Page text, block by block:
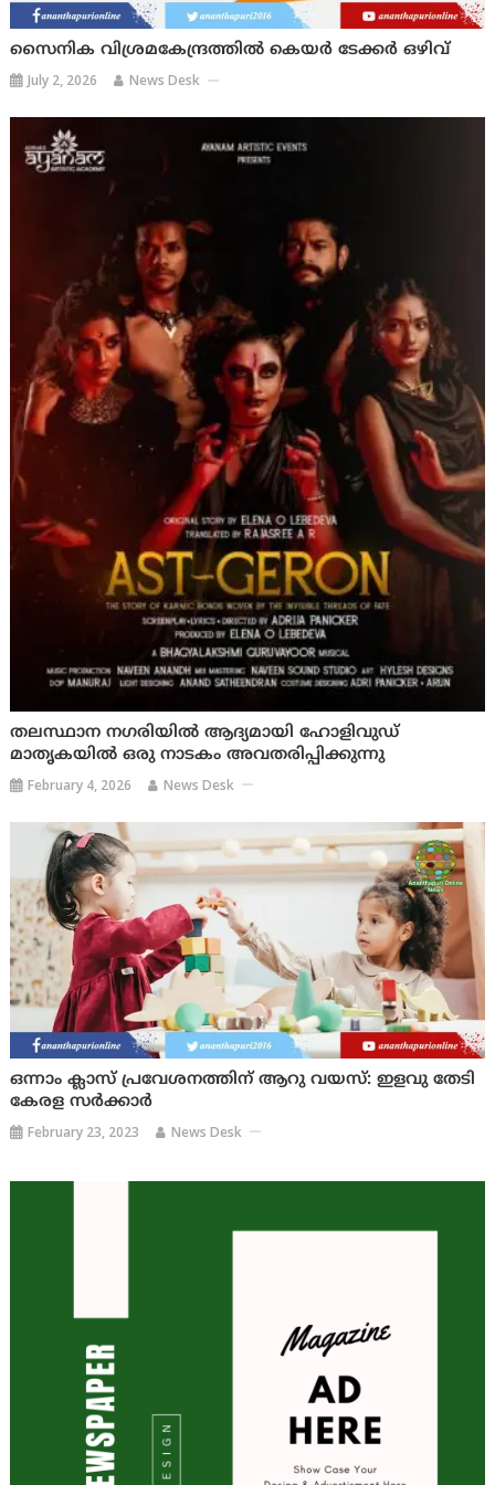
സൈനിക വിശ്രമകേന്ദ്രത്തിൽ കെയർ ടേക്കർ ഒഴിവ്
July 2, 2026 News Desk
തലസ്ഥാന നഗരിയില്‍ ആദ്യമായി ഹോളിവുഡ്
മാതൃകയില്‍ ഒരു നാടകം അവതരിപ്പിക്കുന്നു
February 4, 2026 News Desk
ഒന്നാം ക്ലാസ് പ്രവേശനത്തിന് ആറു വയസ്: ഇളവു തേടി
കേരള സര്‍ക്കാര്‍
February 23, 2023 News Desk